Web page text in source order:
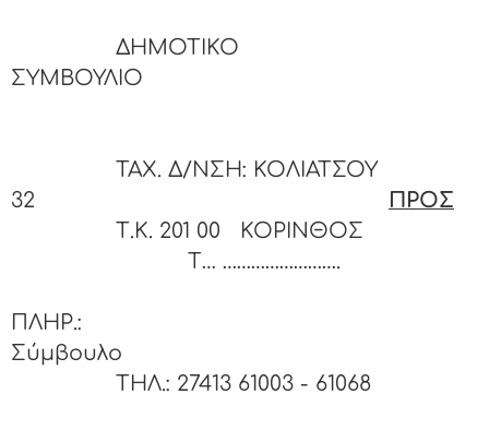
ΔΗΜΟΤΙΚΟ
ΤΑΧ. Δ/ΝΣΗ: ΚΟΛΙΑΤΣΟΥ
32
ΠΡΟΣ
Τ.Κ. 201 00
Τ… …………………….
ΠΛΗΡ.:
Σύμβουλο
ΤΗΛ.: 27413 61003 -